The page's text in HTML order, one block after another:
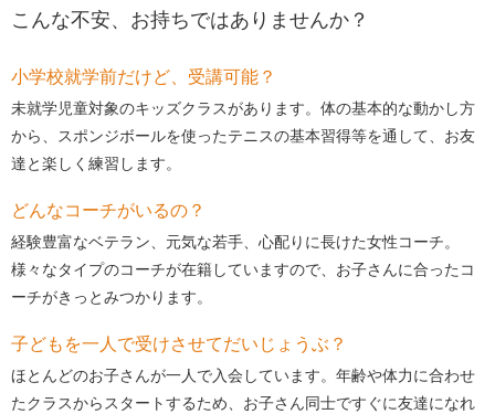
こんな不安、お持ちではありませんか？
小学校就学前だけど、受講可能？
未就学児童対象のキッズクラスがあります。体の基本的な動かし方
から、スポンジボールを使ったテニスの基本習得等を通して、お友
達と楽しく練習します。
どんなコーチがいるの？
経験豊富なベテラン、元気な若手、心配りに長けた女性コーチ。
様々なタイプのコーチが在籍していますので、お子さんに合ったコ
ーチがきっとみつかります。
子どもを一人で受けさせてだいじょうぶ？
ほとんどのお子さんが一人で入会しています。年齢や体力に合わせ
たクラスからスタートするため、お子さん同士ですぐに友達になれ